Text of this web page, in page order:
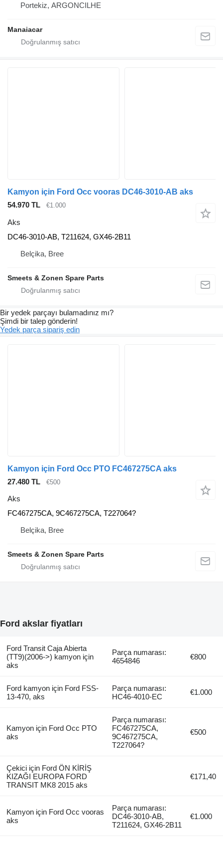
Portekiz, ARGONCILHE
Manaiacar
Kamyon için Ford Occ vooras DC46-3010-AB aks
54.970 TL
€1.000
Aks
DC46-3010-AB, T211624, GX46-2B11
Belçika, Bree
Smeets & Zonen Spare Parts
Bir yedek parçayı bulamadınız mı?
Şimdi bir talep gönderin!
Yedek parça sipariş edin
Kamyon için Ford Occ PTO FC467275CA aks
27.480 TL
€500
Aks
FC467275CA, 9C467275CA, T227064?
Belçika, Bree
Smeets & Zonen Spare Parts
Ford akslar fiyatları
Ford Transit Caja Abierta
(TT9)(2006->) kamyon için
aks
Parça numarası:
4654846
€800
Ford kamyon için Ford FSS-
13-470, aks
Parça numarası:
HC46-4010-EC
€1.000
Kamyon için Ford Occ PTO
aks
Parça numarası:
FC467275CA,
9C467275CA,
T227064?
€500
Çekici için Ford ÖN KİRİŞ
KIZAĞI EUROPA FORD
TRANSIT MK8 2015 aks
€171,40
Kamyon için Ford Occ vooras
aks
Parça numarası:
DC46-3010-AB,
T211624, GX46-2B11
€1.000